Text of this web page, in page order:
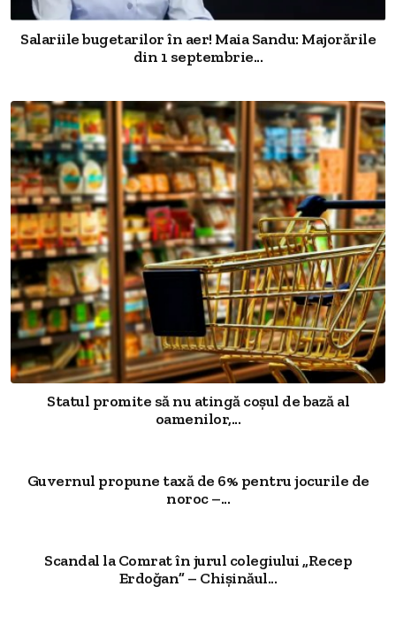
Salariile bugetarilor în aer! Maia Sandu: Majorările
din 1 septembrie...
Statul promite să nu atingă coșul de bază al
oamenilor,...
Guvernul propune taxă de 6% pentru jocurile de
noroc –...
Scandal la Comrat în jurul colegiului „Recep
Erdoğan” – Chișinăul...